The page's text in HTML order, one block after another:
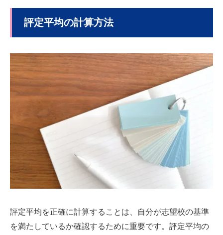
評定平均の計算方法
評定平均を正確に計算することは、自分が志望校の基準
を満たしているか確認するために重要です。評定平均の